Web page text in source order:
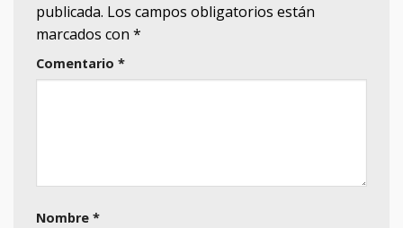
publicada. Los campos obligatorios están
marcados con *
Comentario *
Nombre *